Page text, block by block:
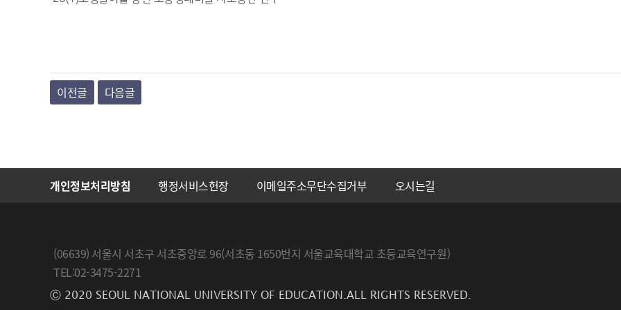
이전글 다음글
개인정보처리방침 행정서비스헌장 이메일주소무단수집거부 오시는길
(06639) 서울시 서초구 서초중앙로 96(서초동 1650번지 서울교육대학교 초등교육연구원)
TEL:02-3475-2271
Ⓒ 2020 SEOUL NATIONAL UNIVERSITY OF EDUCATION.ALL RIGHTS RESERVED.